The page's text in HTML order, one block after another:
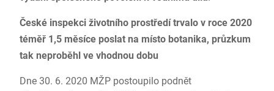
České inspekci životního prostředí trvalo v roce 2020
téměř 1,5 měsíce poslat na místo botanika, průzkum
tak neproběhl ve vhodnou dobu
Dne 30. 6. 2020 MŽP postoupilo podnět